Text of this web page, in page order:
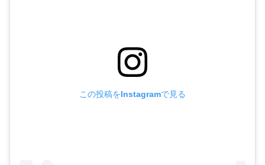
この投稿をInstagramで見る